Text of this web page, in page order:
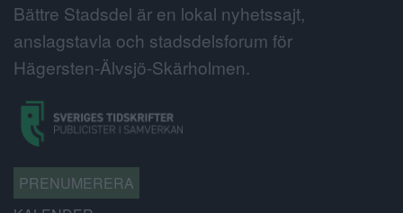
Bättre Stadsdel är en lokal nyhetssajt,
anslagstavla och stadsdelsforum för
Hägersten-Älvsjö-Skärholmen.
PRENUMERERA